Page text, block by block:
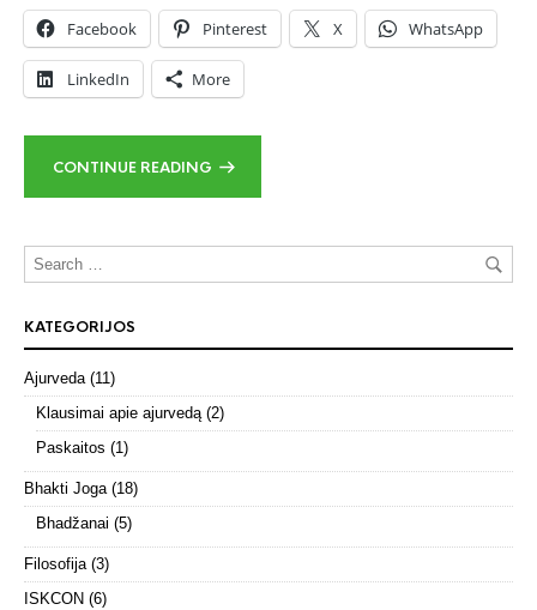
Facebook Pinterest X WhatsApp
LinkedIn More
CONTINUE READING
KATEGORIJOS
Ajurveda(11)
Klausimai apie ajurvedą(2)
Paskaitos (1)
Bhakti Joga(18)
Bhadžanai (5)
Filosofija(3)
ISKCON (6)